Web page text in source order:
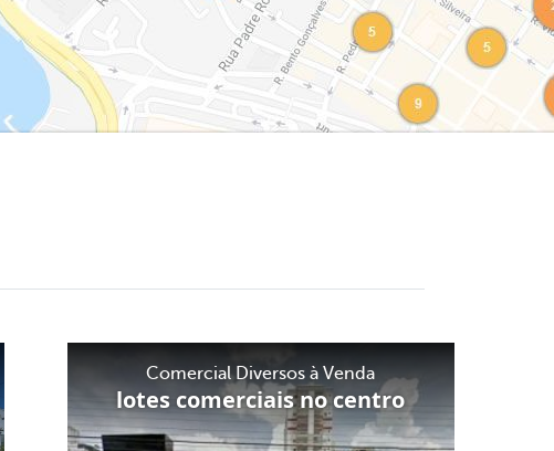
Comercial Diversos à Venda
lotes comerciais no centro